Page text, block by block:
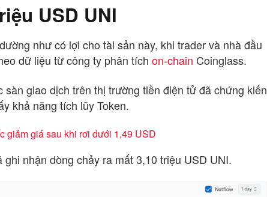
USD UNI
như có lợi cho tài sản này, khi trader và nhà đầu
dữ liệu từ công ty phân tích on-chain Coinglass.
giao dịch trên thị trường tiền điện tử đã chứng kiến
khả năng tích lũy Token.
giảm giá sau khi rơi dưới 1,49 USD
nhận dòng chảy ra mất 3,10 triệu USD UNI.